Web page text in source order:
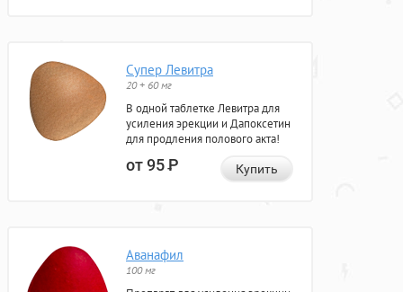
Супер Левитра
20 + 60 мг
В одной таблетке Левитра для
усиления эрекции и Дапоксетин
для продления полового акта!
от 95Р Купить
Аванафил
100 мг